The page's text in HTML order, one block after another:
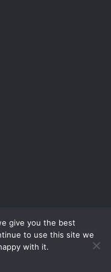
Proudly powered by
by
give you the best
to use this site we
with it.